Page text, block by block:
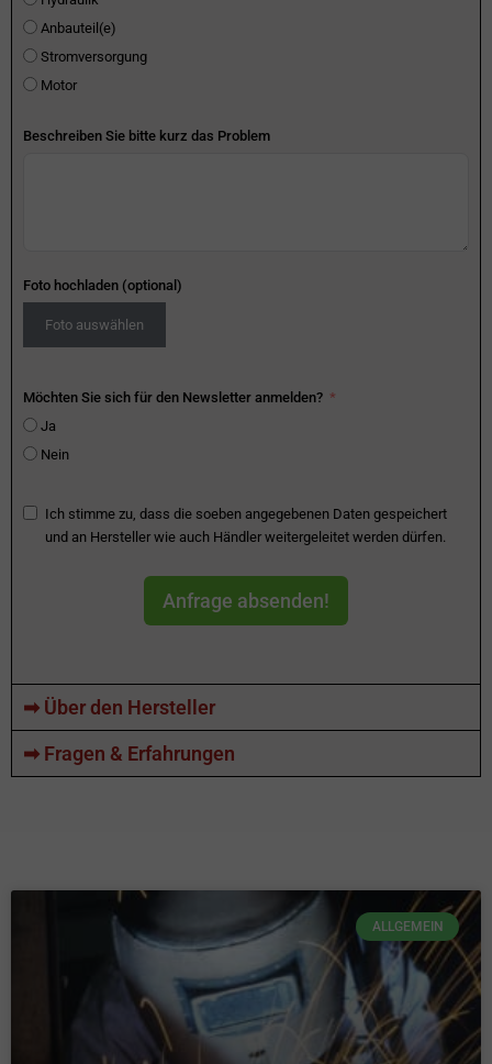
Anbauteil(e)
Stromversorgung
Motor
Beschreiben Sie bitte kurz das Problem
Foto hochladen (optional)
Foto auswählen
Möchten Sie sich für den Newsletter anmelden?
Ja
Nein
Ich stimme zu, dass die soeben angegebenen Daten gespeichert
und an Hersteller wie auch Händler weitergeleitet werden dürfen.
Anfrage absenden!
➡ Über den Hersteller
➡ Fragen & Erfahrungen
ALLGEMEIN